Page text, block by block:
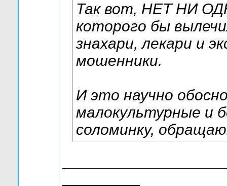
Так вот, НЕТ НИ
которого бы
знахари, лекари и
мошенники.
И это научно
малокультурные и
соломинку,